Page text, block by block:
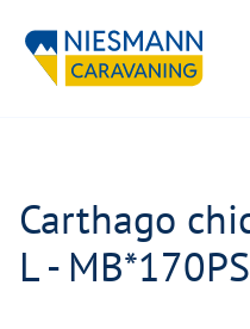
Carthago
L -